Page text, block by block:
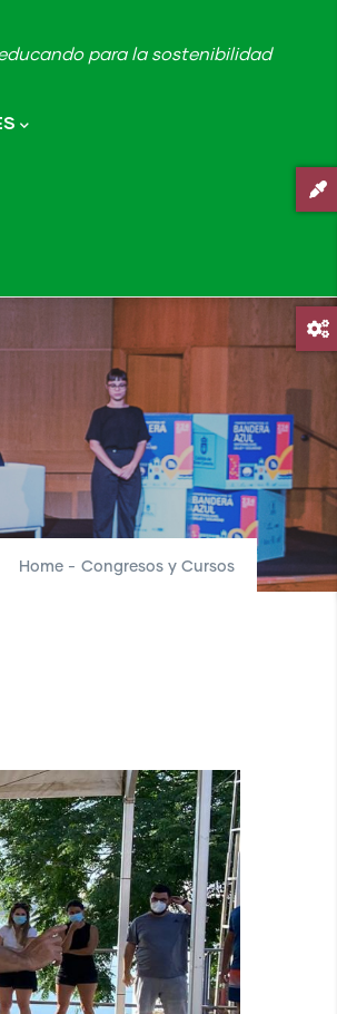
para la sostenibilidad
Home - Congresos y Cursos